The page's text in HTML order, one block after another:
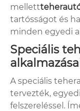
mellett
tartósságot és
minden egyedi
Speciális
A speciális
tervezték,
felszereléssel.